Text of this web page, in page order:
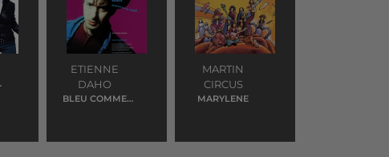
ETIENNE
DAHO
BLEU COMME
MARTIN
CIRCUS
MARYLENE